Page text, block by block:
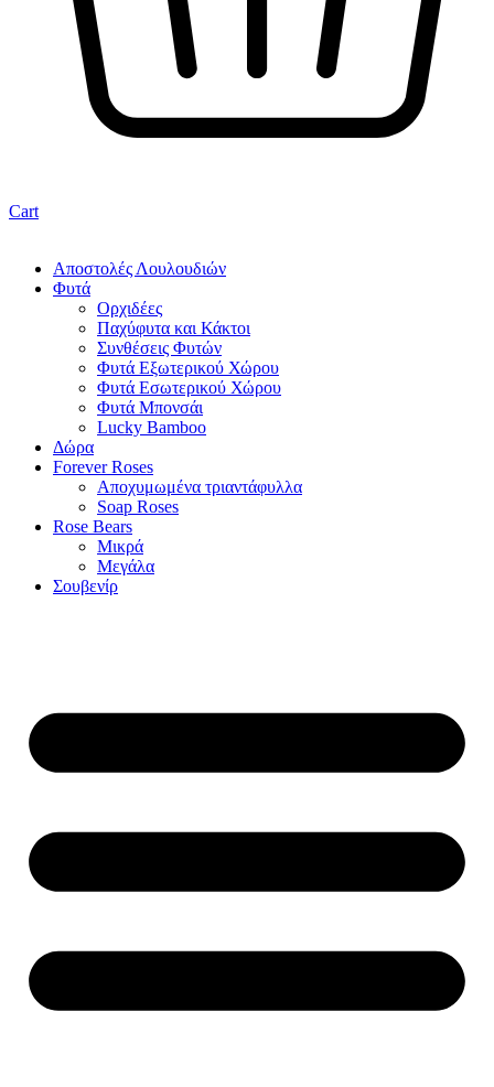
Cart
Αποστολές Λουλουδιών
Φυτά
Ορχιδέες
Παχύφυτα και Κάκτοι
Συνθέσεις Φυτών
Φυτά Εξωτερικού Χώρου
Φυτά Εσωτερικού Χώρου
Φυτά Μπονσάι
Lucky Bamboo
Δώρα
Forever Roses
Αποχυμωμένα τριαντάφυλλα
Soap Roses
Rose Βears
Μικρά
Μεγάλα
Σουβενίρ